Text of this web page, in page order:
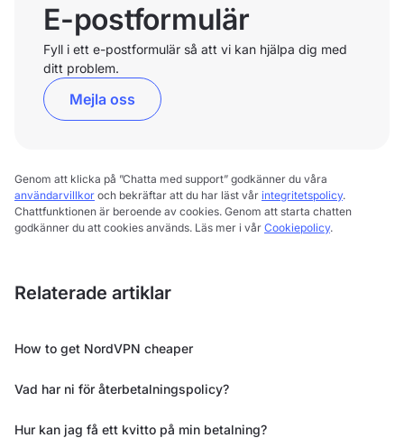
E-postformulär
Fyll i ett e-postformulär så att vi kan hjälpa dig med
ditt problem.
Mejla oss
Genom att klicka på ”Chatta med support” godkänner du våra
användarvillkor och bekräftar att du har läst vår integritetspolicy.
Chattfunktionen är beroende av cookies. Genom att starta chatten
godkänner du att cookies används. Läs mer i vår Cookiepolicy.
Relaterade artiklar
How to get NordVPN cheaper
Vad har ni för återbetalningspolicy?
Hur kan jag få ett kvitto på min betalning?